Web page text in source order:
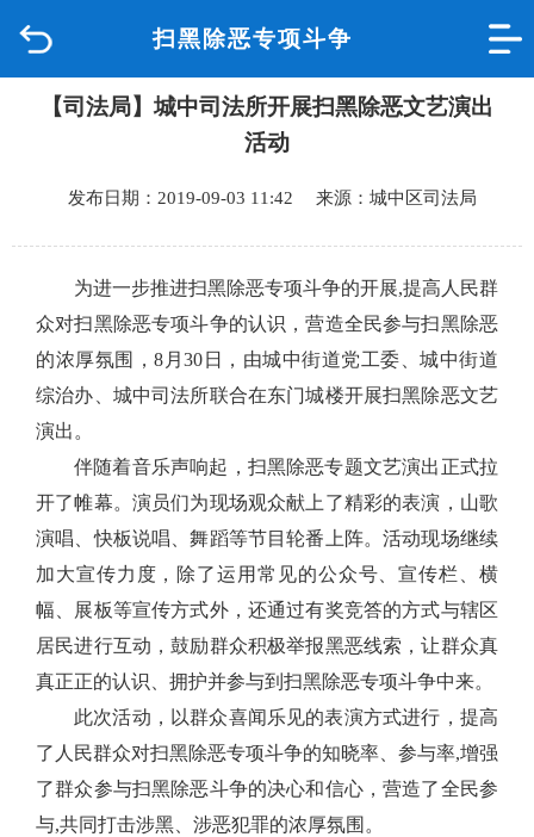
扫黑除恶专项斗争
品质城中
政府信息公开
互动回应
数据专题
【司法局】城中司法所开展扫黑除恶文艺演出
活动
发布日期：2019-09-03 11:42 来源：城中区司法局
为进一步推进扫黑除恶专项斗争的开展,提高人民群
众对扫黑除恶专项斗争的认识，营造全民参与扫黑除恶
的浓厚氛围，8 月30 日，由城中街道党工委、城中街道
综治办、城中司法所联合在东门城楼开展扫黑除恶文艺
演出。
伴随着音乐声响起，扫黑除恶专题文艺演出正式拉
开了帷幕。演员们为现场观众献上了精彩的表演，山歌
演唱、快板说唱、舞蹈等节目轮番上阵。活动现场继续
加大宣传力度，除了运用常见的公众号、宣传栏、横
幅、展板等宣传方式外，还通过有奖竞答的方式与辖区
居民进行互动，鼓励群众积极举报黑恶线索，让群众真
真正正的认识、拥护并参与到扫黑除恶专项斗争中来。
此次活动，以群众喜闻乐见的表演方式进行，提高
了人民群众对扫黑除恶专项斗争的知晓率、参与率,增强
了群众参与扫黑除恶斗争的决心和信心，营造了全民参
与,共同打击涉黑、涉恶犯罪的浓厚氛围。